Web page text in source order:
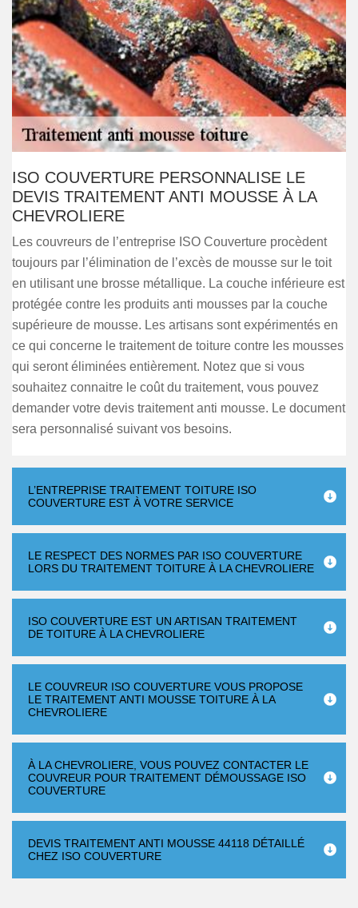
ISO COUVERTURE PERSONNALISE LE
DEVIS TRAITEMENT ANTI MOUSSE À LA
CHEVROLIERE
Les couvreurs de l’entreprise ISO Couverture procèdent
toujours par l’élimination de l’excès de mousse sur le toit
en utilisant une brosse métallique. La couche inférieure est
protégée contre les produits anti mousses par la couche
supérieure de mousse. Les artisans sont expérimentés en
ce qui concerne le traitement de toiture contre les mousses
qui seront éliminées entièrement. Notez que si vous
souhaitez connaitre le coût du traitement, vous pouvez
demander votre devis traitement anti mousse. Le document
sera personnalisé suivant vos besoins.
L’ENTREPRISE TRAITEMENT TOITURE ISO
COUVERTURE EST À VOTRE SERVICE
LE RESPECT DES NORMES PAR ISO COUVERTURE
LORS DU TRAITEMENT TOITURE À LA CHEVROLIERE
ISO COUVERTURE EST UN ARTISAN TRAITEMENT
DE TOITURE À LA CHEVROLIERE
LE COUVREUR ISO COUVERTURE VOUS PROPOSE
LE TRAITEMENT ANTI MOUSSE TOITURE À LA
CHEVROLIERE
À LA CHEVROLIERE, VOUS POUVEZ CONTACTER LE
COUVREUR POUR TRAITEMENT DÉMOUSSAGE ISO
COUVERTURE
DEVIS TRAITEMENT ANTI MOUSSE 44118 DÉTAILLÉ
CHEZ ISO COUVERTURE